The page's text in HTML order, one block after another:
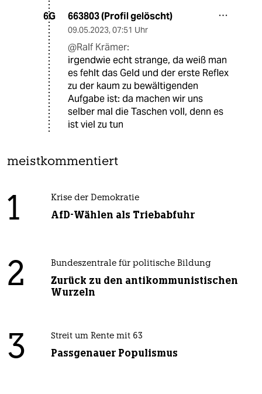
6G 663803 (Profil gelöscht)
09.05.2023, 07:51 Uhr
@Ralf Krämer:
irgendwie echt strange, da weiß man
es fehlt das Geld und der erste Reflex
zu der kaum zu bewältigenden
Aufgabe ist: da machen wir uns
selber mal die Taschen voll, denn es
ist viel zu tun
meistkommentiert
1 Krise der Demokratie
AfD-Wählen als Triebabfuhr
2 Bundeszentrale für politische Bildung
Zurück zu den antikommunistischen
Wurzeln
3 Streit um Rente mit 63
Passgenauer Populismus